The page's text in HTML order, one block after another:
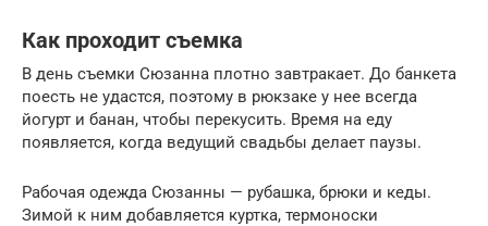
Как проходит съемка
В день съемки Сюзанна плотно завтракает. До банкета
поесть не удастся, поэтому в рюкзаке у нее всегда
йогурт и банан, чтобы перекусить. Время на еду
появляется, когда ведущий свадьбы делает паузы.
Рабочая одежда Сюзанны — рубашка, брюки и кеды.
Зимой к ним добавляется куртка, термоноски